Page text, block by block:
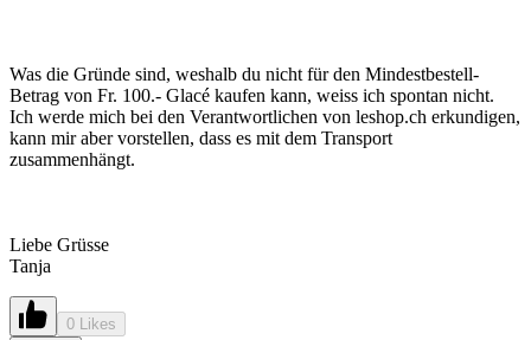
Was die Gründe sind, weshalb du nicht für den Mindestbestell-
Betrag von Fr. 100.- Glacé kaufen kann, weiss ich spontan nicht.
Ich werde mich bei den Verantwortlichen von leshop.ch erkundigen,
kann mir aber vorstellen, dass es mit dem Transport
zusammenhängt.
Liebe Grüsse
Tanja
0 Likes